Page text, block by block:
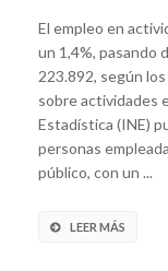
El empleo en
un 1,4%, pasando
223.892, según
sobre actividades
Estadística (INE)
personas
público, con un ...
LEER MÁS